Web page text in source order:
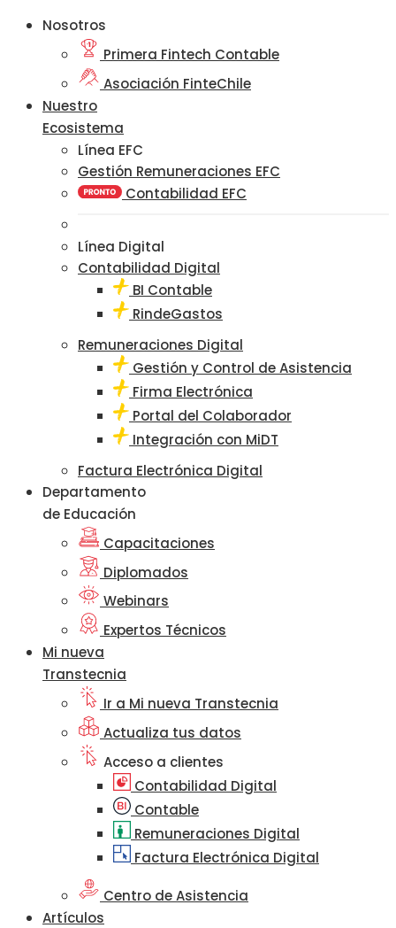
Nosotros
Primera Fintech Contable
Asociación FinteChile
Nuestro
Ecosistema
Línea EFC
Gestión Remuneraciones EFC
Contabilidad EFC
Línea Digital
Contabilidad Digital
BI Contable
RindeGastos
Remuneraciones Digital
Gestión y Control de Asistencia
Firma Electrónica
Portal del Colaborador
Integración con MiDT
Factura Electrónica Digital
Departamento
de Educación
Capacitaciones
Diplomados
Webinars
Expertos Técnicos
Mi nueva
Transtecnia
Ir a Mi nueva Transtecnia
Actualiza tus datos
Acceso a clientes
Contabilidad Digital
Contable
Remuneraciones Digital
Factura Electrónica Digital
Centro de Asistencia
Artículos